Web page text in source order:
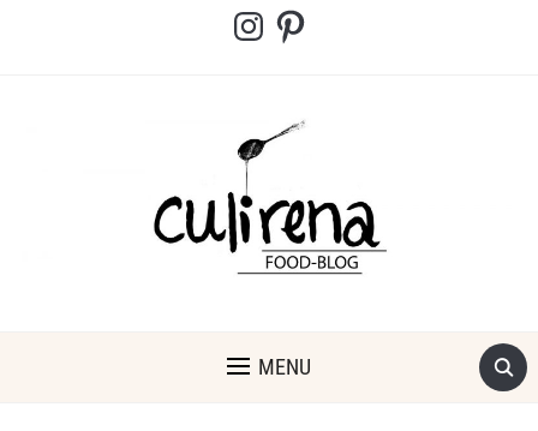
InstagramPinterest
MENU